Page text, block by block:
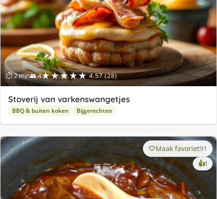
⏱ 2 min👥 4★★★★★ 4.57 (28)
Stoverij van varkenswangetjes
BBQ & buiten koken Bijgerechten
Maak favoriet91
👍1